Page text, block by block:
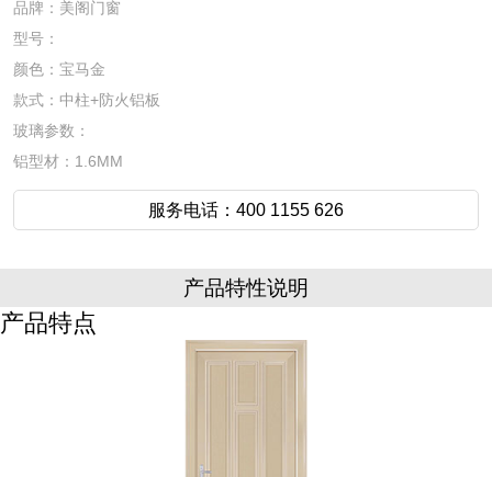
品牌：美阁门窗
型号：
颜色：宝马金
款式：中柱+防火铝板
玻璃参数：
铝型材：1.6MM
服务电话：400 1155 626
产品特性说明
产品特点